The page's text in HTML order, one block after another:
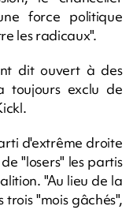
force politique
les radicaux".
dit ouvert à des
toujours exclu de
d'extrême droite
"losers" les partis
"Au lieu de la
"mois gâchés",